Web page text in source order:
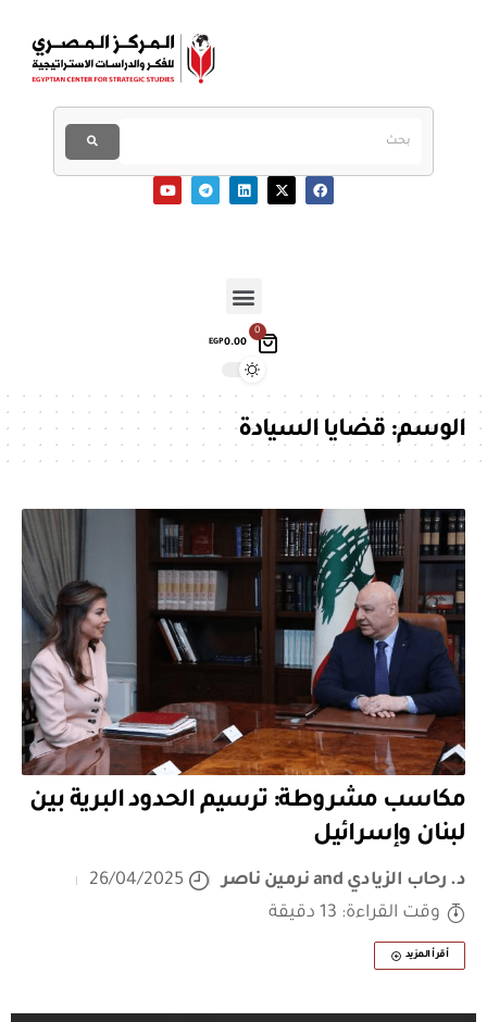
0
EGP0.00
الوسم:قضايا السيادة
مكاسب مشروطة: ترسيم الحدود البرية بين
لبنان وإسرائيل
د. رحاب الزياديand نرمين ناصر
26/04/2025
وقت القراءة: 13 دقيقة
أقرأ المزيد